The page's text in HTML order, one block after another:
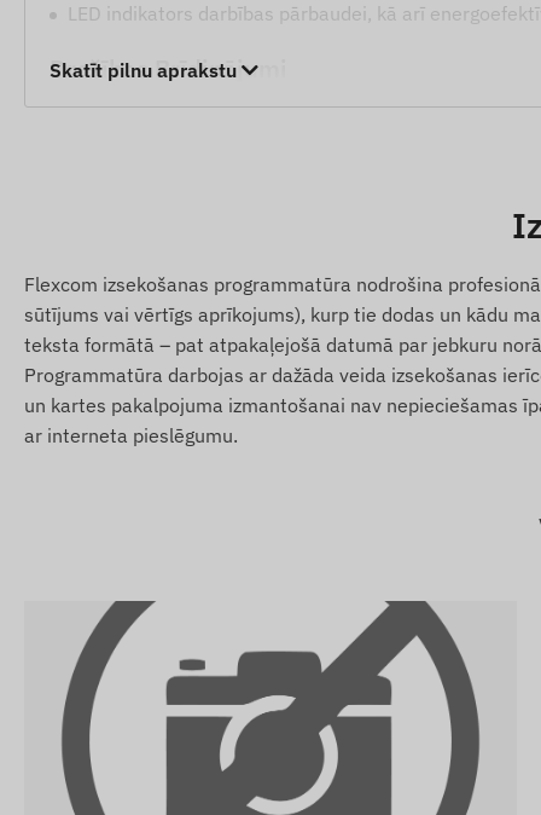
LED indikators darbības pārbaudei, kā arī
Drošības Brīdinājumi
Ningmore NT19NA-E 4G LTE portatīvais GPS
USB uzlādes kabelis
Lietošanas pamācība
Lietošanas noteikumi
Ierīces normālai darbībai nepieciešams aktīvs
sakaru operatoru tīklu. Tie nodrošina datu vākšanu
4G LTE:
Eiropa, Āzija, Āfrika
2G GSM:
Eiropa, Āzija, Āfrika, Austrālija
Iegādes iespējas
Ja pērkat tikai ierīci (bez programmatūras
Skatīt pilnu aprakstu
Flexcom izsekošanas programmatūra nodrošina
sūtījums vai vērtīgs aprīkojums), kurp tie dodas un kādu
teksta formātā – pat atpakaļejošā datumā par jebkuru
Programmatūra darbojas ar dažāda veida izsekošanas
un kartes pakalpojuma izmantošanai nav nepieciešamas
ar interneta pieslēgumu.